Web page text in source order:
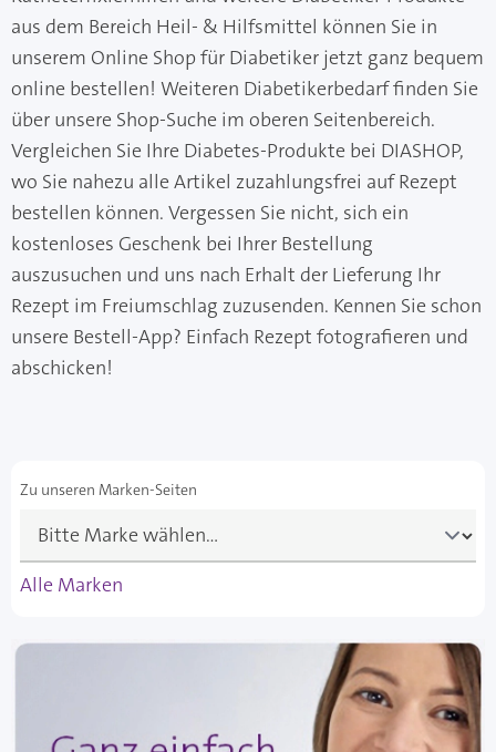
aus dem Bereich Heil- & Hilfsmittel können Sie in
unserem Online Shop für Diabetiker jetzt ganz bequem
online bestellen! Weiteren Diabetikerbedarf finden Sie
über unsere Shop-Suche im oberen Seitenbereich.
Vergleichen Sie Ihre Diabetes-Produkte bei DIASHOP,
wo Sie nahezu alle Artikel zuzahlungsfrei auf Rezept
bestellen können. Vergessen Sie nicht, sich ein
kostenloses Geschenk bei Ihrer Bestellung
auszusuchen und uns nach Erhalt der Lieferung Ihr
Rezept im Freiumschlag zuzusenden. Kennen Sie schon
unsere Bestell-App? Einfach Rezept fotografieren und
abschicken!
Zu unseren Marken-Seiten
Alle Marken